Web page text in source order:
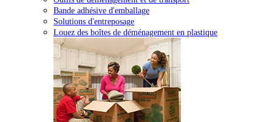
Bande adhésive d'emballage
Solutions d'entreposage
Louez des boîtes de déménagement en plastique